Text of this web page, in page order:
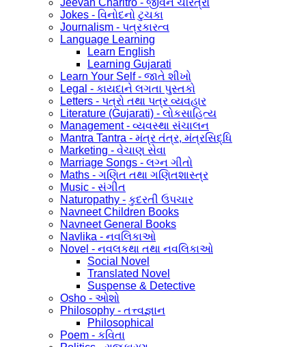
Jokes - વિનોદનો ટુચકા
Journalism - પત્રકારત્વ
Language Learning
Learn English
Learning Gujarati
Learn Your Self - જાતે શીખો
Legal - કાયદાને લગતા પુસ્તકો
Letters - પત્રો તથા પત્ર વ્યવહાર
Literature (Gujarati) - લોકસાહિત્ય
Management - વ્યવસ્થા સંચાલન
Mantra Tantra - મંત્ર તંત્ર, મંત્રસિદ્ધિ
Marketing - વેચાણ સેવા
Marriage Songs - લગ્ન ગીતો
Maths - ગણિત તથા ગણિતશાસ્ત્ર
Music - સંગીત
Naturopathy - કુદરતી ઉપચાર
Navneet Children Books
Navneet General Books
Navlika - નવલિકાઓ
Novel - નવલકથા તથા નવલિકાઓ
Social Novel
Translated Novel
Suspense & Detective
Osho - ઓશો
Philosophy - તત્ત્વજ્ઞાન
Philosophical
Poem - કવિતા